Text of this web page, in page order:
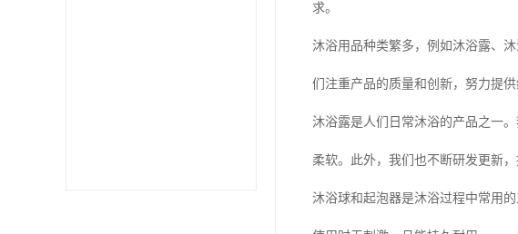
求。
沐浴用品种类繁多，例如沐浴露、
们注重产品的质量和创新，努力提
沐浴露是人们日常沐浴的产品之一
柔软。此外，我们也不断研发更新
沐浴球和起泡器是沐浴过程中常用